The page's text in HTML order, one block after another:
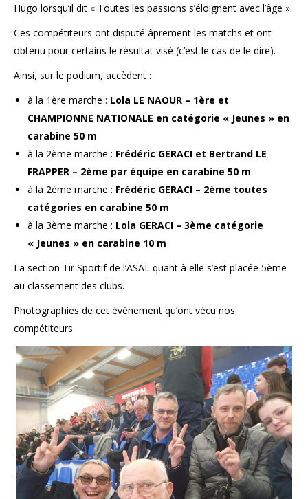
Hugo lorsqu’il dit « Toutes les passions s’éloignent avec l’âge ».
Ces compétiteurs ont disputé âprement les matchs et ont
obtenu pour certains le résultat visé (c’est le cas de le dire).
Ainsi, sur le podium, accèdent :
à la 1ère marche : Lola LE NAOUR – 1ère et
CHAMPIONNE NATIONALE en catégorie « Jeunes » en
carabine 50 m
à la 2ème marche : Frédéric GERACI et Bertrand LE
FRAPPER – 2ème par équipe en carabine 50 m
à la 2ème marche : Frédéric GERACI – 2ème toutes
catégories en carabine 50 m
à la 3ème marche : Lola GERACI – 3ème catégorie
« Jeunes » en carabine 10 m
La section Tir Sportif de l’ASAL quant à elle s’est placée 5ème
au classement des clubs.
Photographies de cet évènement qu’ont vécu nos
compétiteurs